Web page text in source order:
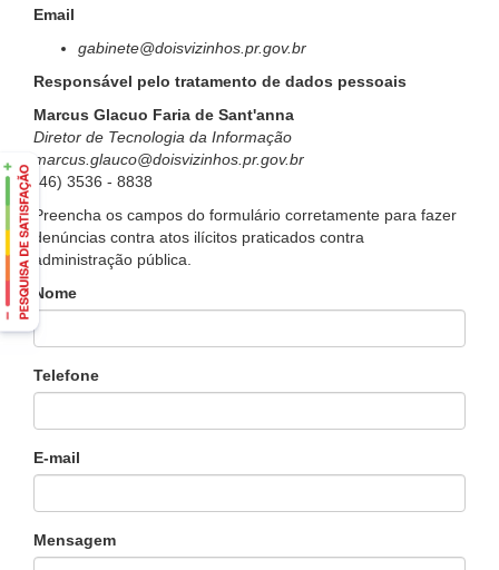
Email
gabinete@doisvizinhos.pr.gov.br
Responsável pelo tratamento de dados pessoais
Marcus Glacuo Faria de Sant'anna
Diretor de Tecnologia da Informação
marcus.glauco@doisvizinhos.pr.gov.br
(46) 3536 - 8838
Preencha os campos do formulário corretamente para fazer
denúncias contra atos ilícitos praticados contra
administração pública.
Nome
Telefone
E-mail
Mensagem